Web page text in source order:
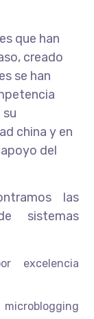
que han
creado
se han
china y en
del
las
sistemas
excelencia